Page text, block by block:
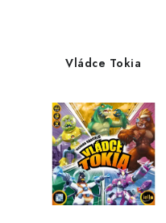
Vládce Tokia